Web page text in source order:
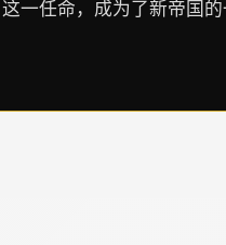
一任命，成为了新帝国